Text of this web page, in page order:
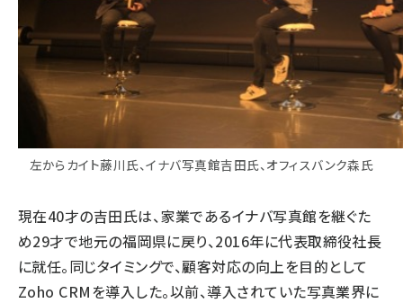
左からカイト藤川氏、イナバ写真館吉田氏、オフィスバンク森氏
現在40才の吉田氏は、家業であるイナバ写真館を継ぐた
め29才で地元の福岡県に戻り、2016年に代表取締役社長
に就任。同じタイミングで、顧客対応の向上を目的として
Zoho CRMを導入した。以前、導入されていた写真業界に